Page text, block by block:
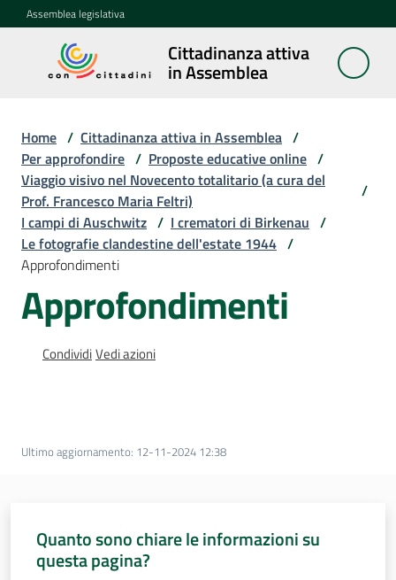
Vai al contenuto
Vai alla navigazione
Vai al footer
Assemblea legislativa
Cittadinanza attiva
in Assemblea
Cittadinanza
attiva in
Concittadini
Porte
aperte
in
Assemblea
itineranti
memoria
Seguici
Home / Cittadinanza attiva in Assemblea /
Per approfondire / Proposte educative online /
Viaggio visivo nel Novecento totalitario (a cura del
Prof. Francesco Maria Feltri)
/
I campi di Auschwitz / I crematori di Birkenau /
Le fotografie clandestine dell'estate 1944 /
Approfondimenti
Approfondimenti
CondividiVedi azioni
Ultimo aggiornamento: 12-11-2024 12:38
Quanto sono chiare le informazioni su
questa pagina?